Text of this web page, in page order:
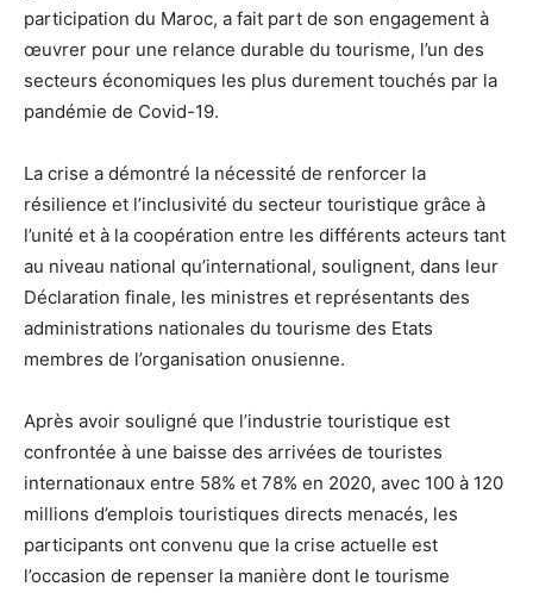
participation du Maroc, a fait part de son engagement à
œuvrer pour une relance durable du tourisme, l’un des
secteurs économiques les plus durement touchés par la
pandémie de Covid-19.
La crise a démontré la nécessité de renforcer la
résilience et l’inclusivité du secteur touristique grâce à
l’unité et à la coopération entre les différents acteurs tant
au niveau national qu’international, soulignent, dans leur
Déclaration finale, les ministres et représentants des
administrations nationales du tourisme des Etats
membres de l’organisation onusienne.
Après avoir souligné que l’industrie touristique est
confrontée à une baisse des arrivées de touristes
internationaux entre 58% et 78% en 2020, avec 100 à 120
millions d’emplois touristiques directs menacés, les
participants ont convenu que la crise actuelle est
l’occasion de repenser la manière dont le tourisme